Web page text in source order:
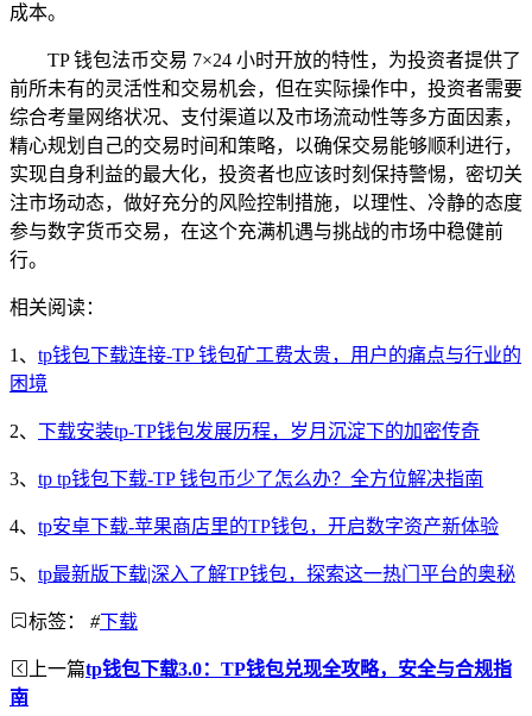
成本。
TP 钱包法币交易 7×24 小时开放的特性，为投资者提供了
前所未有的灵活性和交易机会，但在实际操作中，投资者需要
综合考量网络状况、支付渠道以及市场流动性等多方面因素，
精心规划自己的交易时间和策略，以确保交易能够顺利进行，
实现自身利益的最大化，投资者也应该时刻保持警惕，密切关
注市场动态，做好充分的风险控制措施，以理性、冷静的态度
参与数字货币交易，在这个充满机遇与挑战的市场中稳健前
行。
相关阅读：
1、 tp钱包下载连接-TP 钱包矿工费太贵，用户的痛点与行业的
困境
2、 下载安装tp-TP钱包发展历程，岁月沉淀下的加密传奇
3、 tp tp钱包下载-TP 钱包币少了怎么办？全方位解决指南
4、 tp安卓下载-苹果商店里的TP钱包，开启数字资产新体验
5、 tp最新版下载|深入了解TP钱包，探索这一热门平台的奥秘
标签： #下载
上一篇tp钱包下载3.0：TP钱包兑现全攻略，安全与合规指
南